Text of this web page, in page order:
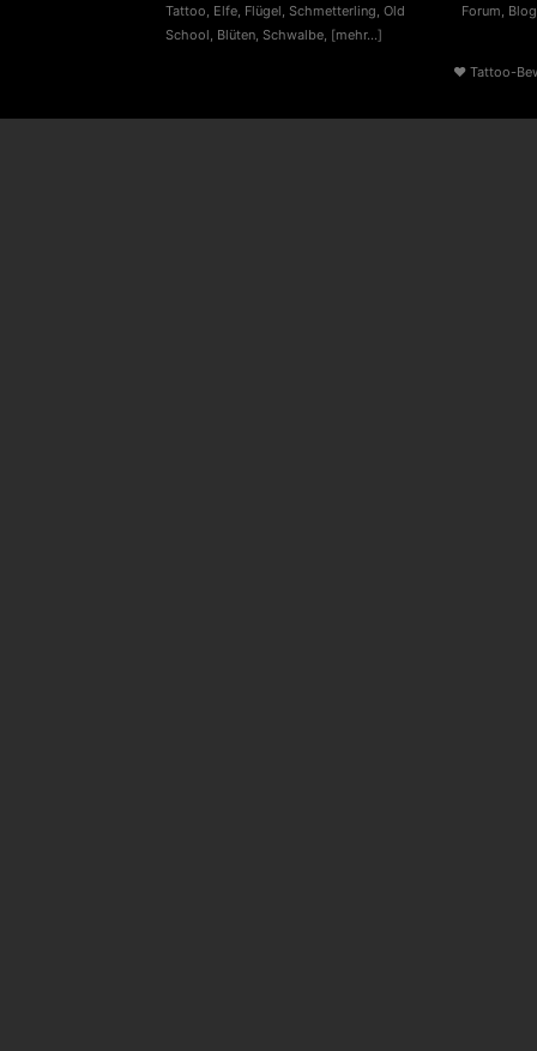
Tattoo, Elfe, Flügel, Schmetterling, Old
School, Blüten, Schwalbe, [mehr...]
Forum, Blog
♥ Tattoo-